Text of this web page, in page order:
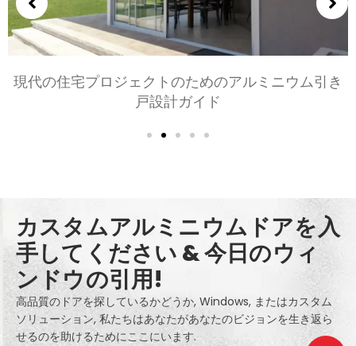
現代の住宅プロジェクトのためのアルミニウム引き
戸設計ガイド
カスタムアルミニウムドアを入
手してください & 今日のウィ
ンドウの引用!
高品質のドアを探しているかどうか, Windows, またはカスタム
ソリューション, 私たちはあなたがあなたのビジョンを生き返ら
せるのを助けるためにここにいます.